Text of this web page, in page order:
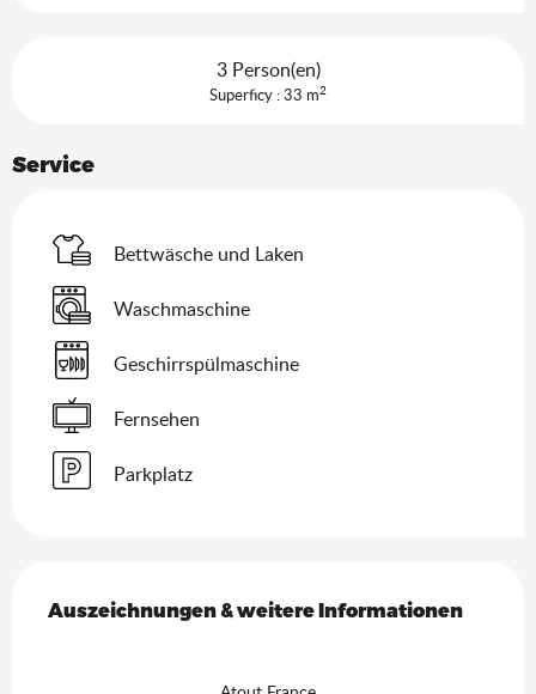
3 Person(en)
Superficy : 33 m2
Service
Bettwäsche und Laken
Waschmaschine
Geschirrspülmaschine
Fernsehen
Parkplatz
Auszeichnungen & weitere Informationen
Auszeichnungen & weitere Informationen